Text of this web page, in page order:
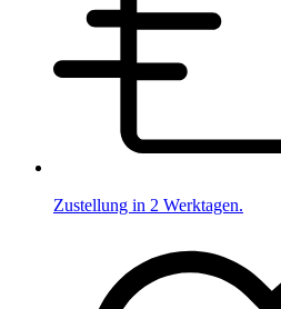
Zustellung in 2 Werktagen.